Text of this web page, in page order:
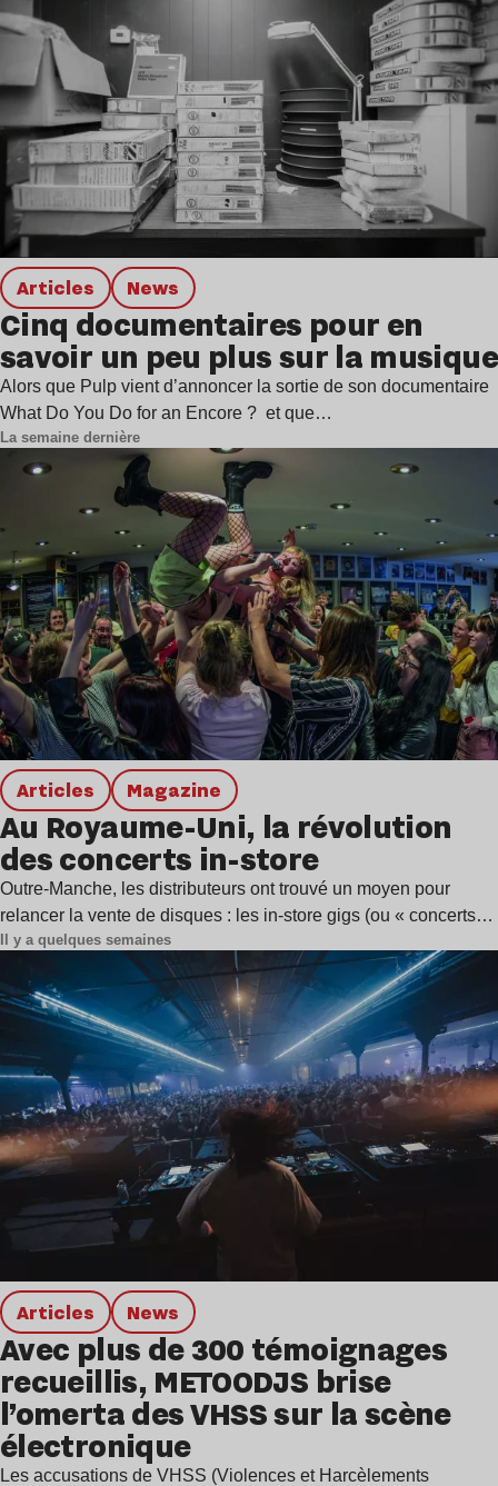
Articles news
Cinq documentaires pour en
savoir un peu plus sur la musique
Alors que Pulp vient d’annoncer la sortie de son documentaire
What Do You Do for an Encore ? et que…
La semaine dernière
Articles magazine
Au Royaume-Uni, la révolution
des concerts in-store
Outre-Manche, les distributeurs ont trouvé un moyen pour
relancer la vente de disques : les in-store gigs (ou « concerts…
Il y a quelques semaines
Articles news
Avec plus de 300 témoignages
recueillis, METOODJS brise
l’omerta des VHSS sur la scène
électronique
Les accusations de VHSS (Violences et Harcèlements